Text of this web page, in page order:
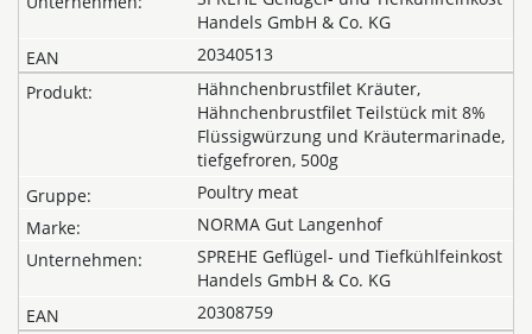
Handels GmbH & Co. KG
20340513
Hähnchenbrustfilet Kräuter,
Hähnchenbrustfilet Teilstück mit 8%
Flüssigwürzung und Kräutermarinade,
tiefgefroren, 500g
Poultry meat
NORMA Gut Langenhof
SPREHE Geflügel- und Tiefkühlfeinkost
Handels GmbH & Co. KG
20308759